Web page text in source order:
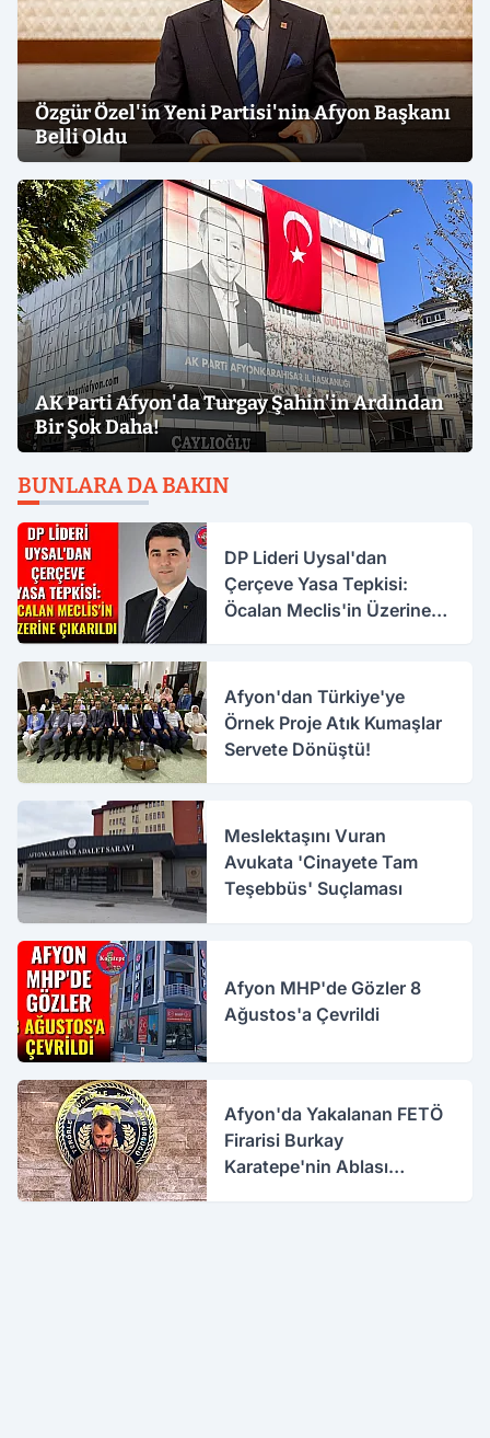
Özgür Özel'in Yeni Partisi'nin Afyon Başkanı
Belli Oldu
AK Parti Afyon'da Turgay Şahin'in Ardından
Bir Şok Daha!
BUNLARA DA BAKIN
DP Lideri Uysal'dan
Çerçeve Yasa Tepkisi:
Öcalan Meclis'in Üzerine
Afyon'dan Türkiye'ye
Örnek Proje Atık Kumaşlar
Servete Dönüştü!
Meslektaşını Vuran
Avukata 'Cinayete Tam
Teşebbüs' Suçlaması
Afyon MHP'de Gözler 8
Ağustos'a Çevrildi
Afyon'da Yakalanan FETÖ
Firarisi Burkay
Karatepe'nin Ablası